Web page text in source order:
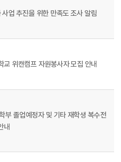
업 추진을 위한 만족도 조사 알림
위캔캠프 자원봉사자 모집 안내
부 졸업예정자 및 기타 재학생 복수전
내